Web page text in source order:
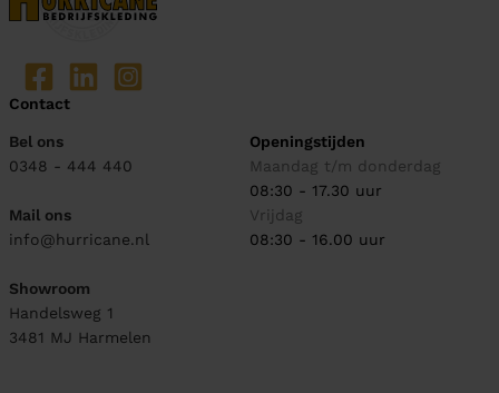
Contact
Bel ons
0348 - 444 440
Mail ons
info@hurricane.nl
Showroom
Handelsweg 1
3481 MJ Harmelen
Openingstijden
Maandag t/m donderdag
08:30 - 17.30 uur
Vrijdag
08:30 - 16.00 uur